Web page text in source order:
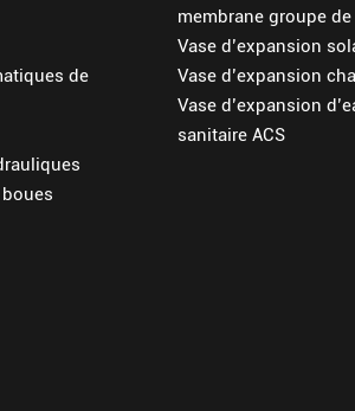
de
boues
membrane groupe
Vase d’expansion
Vase d’expansion
Vase d’expansion
sanitaire ACS